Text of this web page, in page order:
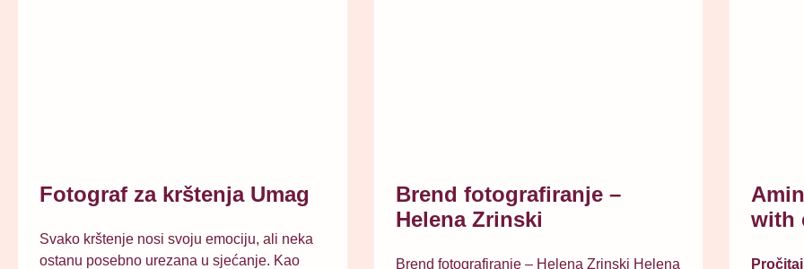
Fotograf za krštenja Umag
Svako krštenje nosi svoju emociju, ali neka
ostanu posebno urezana u sjećanje. Kao
Brend fotografiranje –
Helena Zrinski
Brend fotografiranje – Helena Zrinski Helena
with